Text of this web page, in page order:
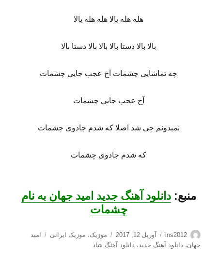
هله هله یالا هله هله یالا
بالا بالا دستا بالا بالا بالا دستا بالا
چه تماشایی چشمات آخ عجب جایی چشمات
آخ عجب جایی چشمات
نمیدونم چی شد اصلا که شدم جادوی چشمات
که شدم جادوی چشمات
منبع:دانلود آهنگ جدید امید جهان به نام
چشمات
نویسنده
ins2012
ارسال
شده
آوریل 12, 2017 دسته‌ها
موزیک، موزیک ایرانی برچسب‌ها
امید
جهان، دانلود آهنگ جدید، دانلود آهنگ شاد